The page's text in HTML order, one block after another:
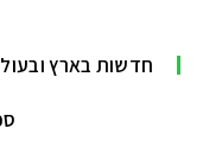
חדשות בארץ